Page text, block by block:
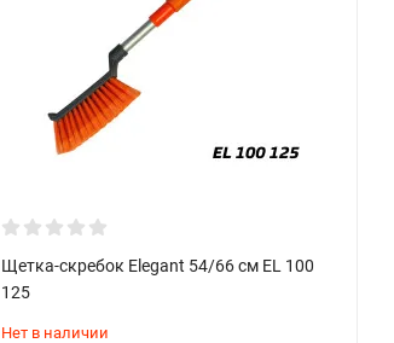
Щетка-скребок Elegant 54/66 см EL 100
125
Нет в наличии